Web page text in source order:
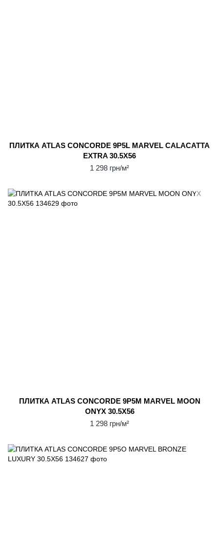
ПЛИТКА ATLAS CONCORDE 9P5L MARVEL CALACATTA
EXTRA 30.5Х56
1 298 грн/м²
ПЛИТКА ATLAS CONCORDE 9P5M MARVEL MOON
ONYX 30.5Х56
1 298 грн/м²